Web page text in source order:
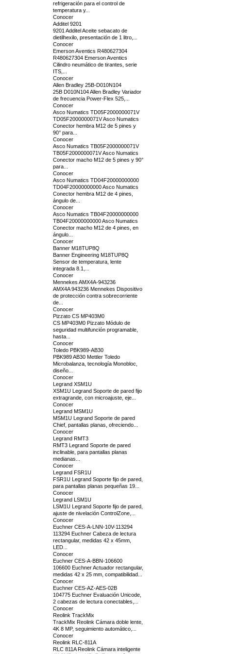
refrigeración para el control de
temperatura y...
Conocer
Additel 9201
9201 Additel Aceite sebacato de
dietilhexilo, presentación de 1 litro,...
Conocer
Emerson Aventics R480627304
R480627304 Emerson Aventics
Cilindro neumático de tirantes, serie
ITS,...
Conocer
Allen Bradley 25B-D010N104
25B D010N104 Allen Bradley Variador
de frecuencia Power-Flex 525,...
Conocer
Asco Numatics TD05F2000000071V
TD05F2000000071V Asco Numatics
Conector hembra M12 de 5 pines y
90° para...
Conocer
Asco Numatics TB05F2000000071V
TB05F2000000071V Asco Numatics
Conector macho M12 de 5 pines y 90°
para...
Conocer
Asco Numatics TD04F20000000000
TD04F20000000000 Asco Numatics
Conector hembra M12 de 4 pines,
ángulo de...
Conocer
Asco Numatics TB04F20000000000
TB04F20000000000 Asco Numatics
Conector macho M12 de 4 pines, en
ángulo...
Conocer
Banner M18TUP8Q
Banner Engineering M18TUP8Q
Sensor de temperatura, lente
integrada 8.1,...
Conocer
Mennekes AMX4A-943236
AMX4A 943236 Mennekes Dispositivo
de protección contra sobrecorriente
de...
Conocer
Pizzato CS MP403M0
CS MP403M0 Pizzato Módulo de
seguridad multifunción programable,
hasta...
Conocer
Toledo PBK989-AB30
PBK989 AB30 Mettler Toledo
Microbalanza, tecnología Monobloc,
diseño...
Conocer
Legrand XSM1U
XSM1U Legrand Soporte de pared fijo
extragrande, con microajuste, eje...
Conocer
Legrand MSM1U
MSM1U Legrand Soporte de pared
Chief, pantallas planas, ofreciendo...
Conocer
Legrand RMT3
RMT3 Legrand Soporte de pared
inclinable, para pantallas planas
medianas...
Conocer
Legrand FSR1U
FSR1U Legrand Soporte fijo de pared,
para pantallas planas pequeñas 19...
Conocer
Legrand LSM1U
LSM1U Legrand Soporte fijo de pared,
ajuste de nivelación ControlZone,...
Conocer
Euchner CES-A-LNN-10V-113294
113294 Euchner Cabeza de lectura
rectangular, medidas 42 x 45mm,
LED...
Conocer
Euchner CES-A-BBN-106600
106600 Euchner Actuador rectangular,
medidas 42 x 25 mm, compatibilidad...
Conocer
Euchner CES-AZ-AES-02B
104775 Euchner Evaluación Unicode,
2 cabezas de lectura conectables,...
Conocer
Reolink TrackMix
TrackMix Reolink Cámara doble lente,
4K 8 MP, seguimiento automático,...
Conocer
Reolink RLC-811A
RLC 811A Reolink Cámara inteligente